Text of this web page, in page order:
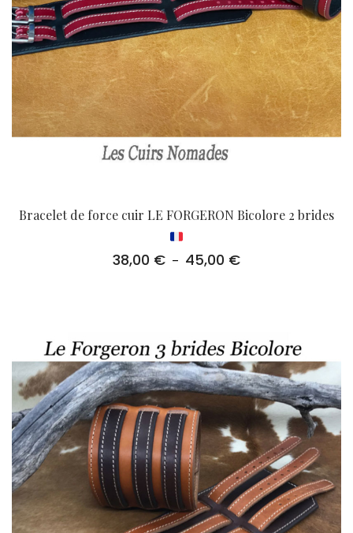
Bracelet de force cuir LE FORGERON Bicolore 2 brides
38,00 € – 45,00 €Plage
45,00 €